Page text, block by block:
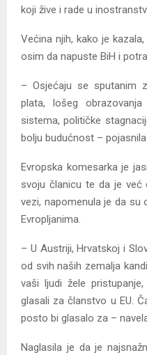
koji žive i rade u
Većina njih, kako je
osim da napuste BiH i
– Osjećaju se sputanim
plata, lošeg
sistema, političke
bolju budućnost – pojasnila
Evropska komesarka je
svoju članicu te da je već
vezi, napomenula je da su
Evropljanima.
– U Austriji, Hrvatskoj i
od svih naših zemalja
vaši ljudi žele
glasali za članstvo u EU.
posto bi glasalo za –
Naglasila je da je